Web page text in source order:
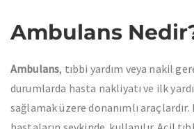
Ambulans
Ambulans, tıbbi yardım veya nakil
durumlarda hasta nakliyatı ve ilk
sağlamak üzere donanımlı